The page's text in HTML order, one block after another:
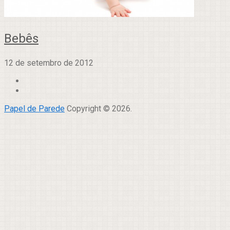
Bebês
12 de setembro de 2012
Papel de Parede Copyright © 2026.